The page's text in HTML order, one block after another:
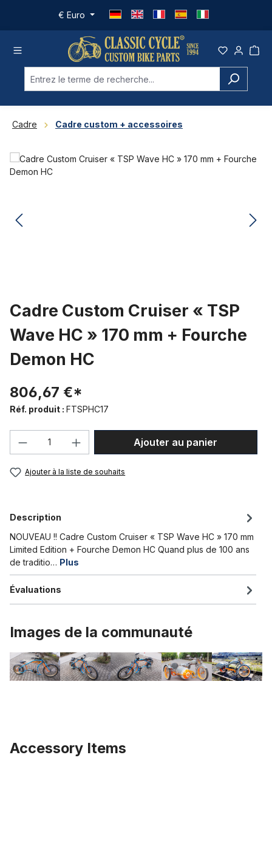
Passer au contenu principal
€ Euro
Cadre Cadre custom + accessoires
Ignorer la galerie d'images
Cadre Custom Cruiser « TSP
Wave HC » 170 mm + Fourche
Demon HC
806,67 €*
Réf. produit : FTSPHC17
Quantité de produit : Entrez la
Ajouter au panier
Ajouter à la liste de souhaits
Description
NOUVEAU !! Cadre Custom Cruiser « TSP Wave HC » 170 mm
Limited Edition + Fourche Demon HC Quand plus de 100 ans
de traditio… Plus
Évaluations
Images de la communauté
Accessory Items